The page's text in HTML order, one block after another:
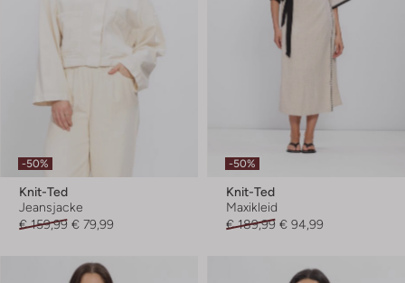
-50%
Knit-Ted
Jeansjacke
€ 159,99 € 79,99
-50%
Knit-Ted
Maxikleid
€ 189,99 € 94,99